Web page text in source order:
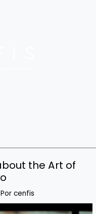
the Art of
cenfis